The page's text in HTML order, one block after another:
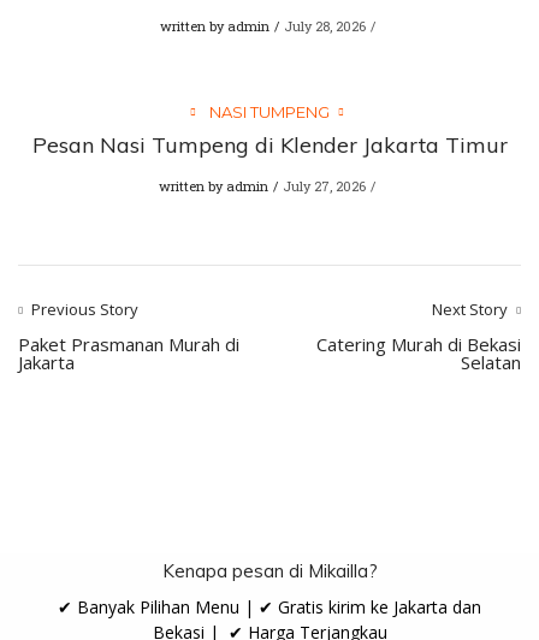
written by admin July 28, 2026
NASI TUMPENG
Pesan Nasi Tumpeng di Klender Jakarta Timur
written by admin July 27, 2026
Previous Story
Paket Prasmanan Murah di
Jakarta
Next Story
Catering Murah di Bekasi
Selatan
Kenapa pesan di Mikailla?
✔ Banyak Pilihan Menu | ✔ Gratis kirim ke Jakarta dan
Bekasi | ✔ Harga Terjangkau